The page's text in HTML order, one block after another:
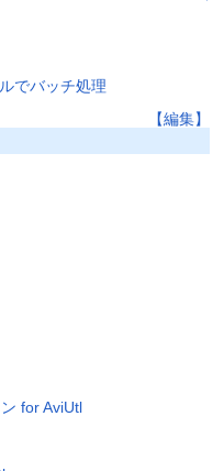
でバッチ処理
【編集】
for AviUtl